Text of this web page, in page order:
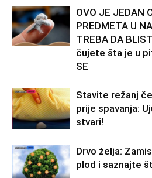
OVO JE JEDAN
PREDMETA U
TREBA DA
čujete šta je u
SE
Stavite režanj
prije spavanja:
stvari!
Drvo želja:
plod i saznajte